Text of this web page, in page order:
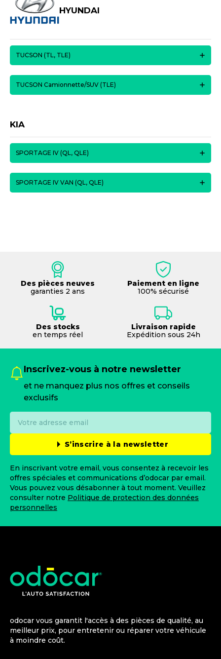
HYUNDAI
TUCSON (TL, TLE)
TUCSON Camionnette/SUV (TLE)
KIA
SPORTAGE IV (QL, QLE)
SPORTAGE IV VAN (QL, QLE)
Des pièces neuves
garanties 2 ans
Paiement en ligne
100% sécurisé
Des stocks
en temps réel
Livraison rapide
Expédition sous 24h
Inscrivez-vous à notre newsletter
et ne manquez plus nos offres et conseils
exclusifs
S’inscrire à la newsletter
En inscrivant votre email, vous consentez à recevoir les
offres spéciales et communications d’odocar par email.
Vous pouvez vous désabonner à tout moment. Veuillez
consulter notre Politique de protection des données
personnelles
odocar vous garantit l'accès à des pièces de qualité, au
meilleur prix, pour entretenir ou réparer votre véhicule
à moindre coût.